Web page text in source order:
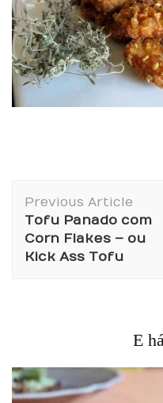
Navigation
Previous Article
Tofu Panado com
Corn Flakes – ou
Kick Ass Tofu
E